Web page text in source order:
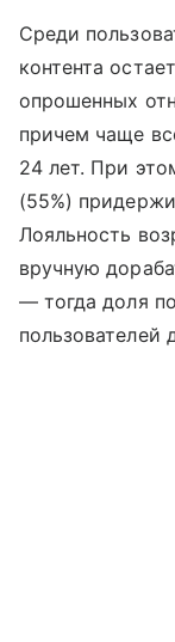
Среди
контента
опрошенных
причем чаще
24 лет. При
(55%)
Лояльность
вручную
— тогда доля
пользователей